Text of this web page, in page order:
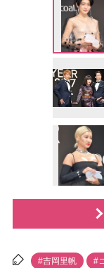
#吉岡里帆 #